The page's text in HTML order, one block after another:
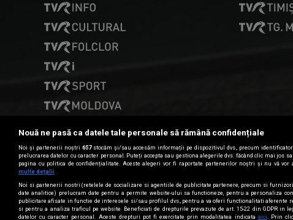
Date de contact
CONTACT TVR
Nouă ne pasă ca datele tale personale să rămână confidențiale
Noi și partenerii noștri 657stocăm și/sau accesăm informații pe dispozitivul dvs., precum
prelucrarea datelor cu caracter personal. Puteți accepta sau gestiona alegerile dvs. făcând clic mai jos
pagina cu politica de confidențialitate. Aceste alegeri vor fi raportate partenerilor noștri și nu vă vor
multe detalii
Noi si partenerii nostri (retelele de socializare si agentiile de publicitate partenere, precum si
date analitice) prelucram date pentru a permite website-ului sa functioneze, pentru a personaliza
publicitare afisate in functie de interesele si/sau profilul dvs., pentru a va oferi functionalitati aferente
si pentru a analiza traficul pe website. Beneficiati de drepturile prevazute de art. 15-22 din GDPR in
datelor cu caracter personal. Aceste drepturi pot fi exercitate prin modalitatea indicata aici . Prin